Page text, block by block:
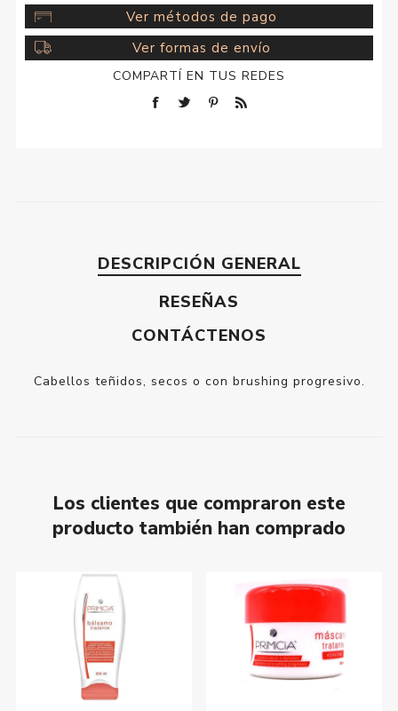
Ver métodos de pago
Ver formas de envío
COMPARTÍ EN TUS REDES
DESCRIPCIÓN GENERAL
RESEÑAS
CONTÁCTENOS
Cabellos teñidos, secos o con brushing progresivo.
Los clientes que compraron este
producto también han comprado